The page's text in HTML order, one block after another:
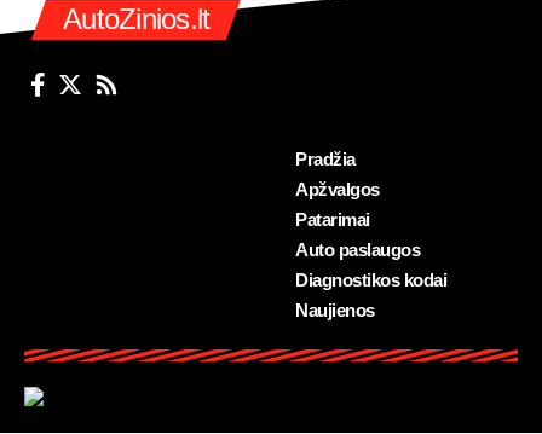
AutoZinios.lt
Pradžia
Apžvalgos
Patarimai
Auto paslaugos
Diagnostikos kodai
Naujienos